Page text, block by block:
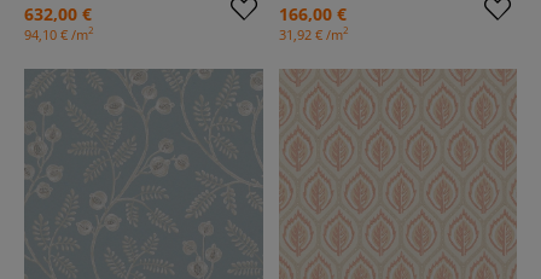
632,00 €
94,10 € /m2
166,00 €
31,92 € /m2